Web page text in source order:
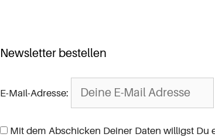
Newsletter bestellen
E-Mail-Adresse:
Mit dem Abschicken Deiner Daten willigst Du